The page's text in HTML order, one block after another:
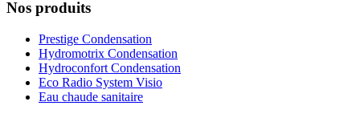
Nos produits
Prestige Condensation
Hydromotrix Condensation
Hydroconfort Condensation
Eco Radio System Visio
Eau chaude sanitaire